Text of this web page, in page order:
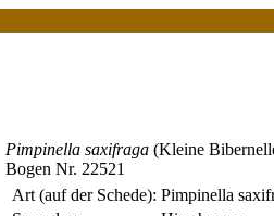
Pimpinella saxifraga (Kleine
Bogen Nr. 22521
Art (auf der Schede): Pimpinella